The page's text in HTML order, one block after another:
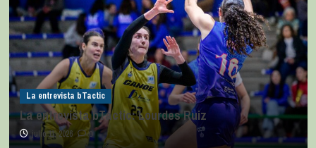
La entrevista bTactic
La entrevista bTactic: Lourdes Ruiz
julio 11, 2026 0